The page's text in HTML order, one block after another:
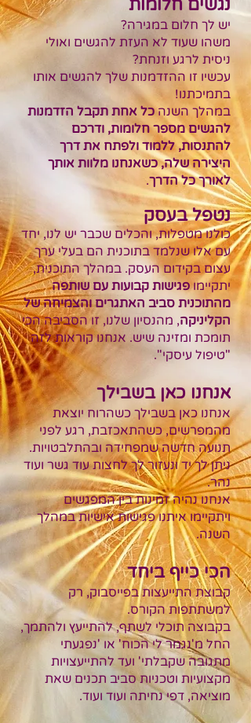
נגשים חלומות
יש לך חלום במגירה?
משהו שעוד לא העזת להגשים ואולי
ניסית לרגע וזנחת?
עכשיו זו ההזדמנות שלך להגשים אותו
בתמיכתנו!
במהלך השנהכל אחת תקבל הזדמנות
להגשים מספר חלומות, ודרכם
להתנסות, ללמוד ולפתח את דרך
היצירה שלה, כשאנחנו מלוות אותך
לאורך כל הדרך.
נטפל בעסק
כולנו מטפלות, והכלים שכבר יש לנו, יחד
עם אלו שנלמד בתוכנית הם בעלי ערך
עצום בקידום העסק. במהלך התוכנית,
יתקיימופגישות קבועות עם שותפה
מהתוכנית סביב האתגרים והצמיחה של
הקליניקה, מהנסיון שלנו, זו הסביבה הכי
תומכת ומזינה שיש. אנחנו קוראות לזה
"טיפול עיסקי".
אנחנו כאן בשבילך
אנחנו כאן בשבילך כשהרוח יוצאת
מהמפרשים, כשהתאכזבת, רגע לפני
תנועה חדשה שמפחידה ובהתלבטויות.
ניתן לך יד ונעזור לך לחצות עוד גשר ועוד
נהר.
אנחנו נהיה זמינות בין המפגשים
ויתקיימו איתנו פגישות אישיות במהלך
השנה.
הכי כייף ביחד
קבוצת התייעצות בפייסבוק, רק
למשתתפות הקורס.
בקבוצה תוכלי לשתף, להתייעץ ולהתמך,
החל מ'נגמר לי הכוח' או 'נפגעתי
מתגובה שקבלתי' ועד להתייעצויות
מקצועיות וטכניות סביב תכנים שאת
מוציאה, דפי נחיתה ועוד ועוד.